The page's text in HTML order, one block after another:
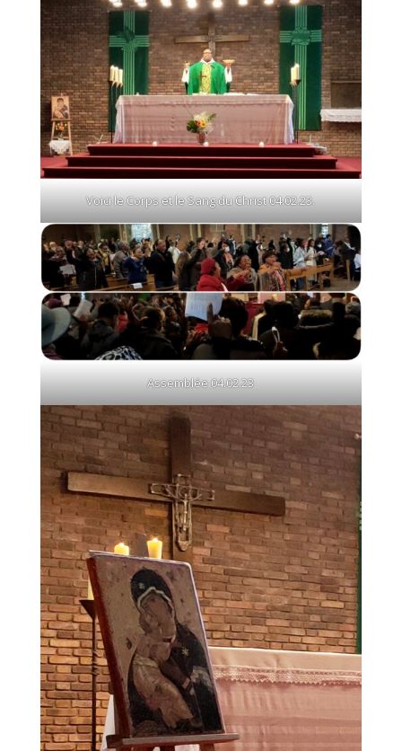
Voici le Corps et le Sang du Christ 04.02.23.
Assemblée 04.02.23